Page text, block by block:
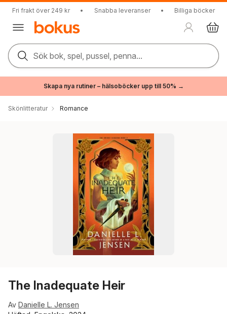
Fri frakt över 249 kr • Snabba leveranser • Billiga böcker
Sök bok, spel, pussel, penna...
Skapa nya rutiner – hälsoböcker upp till 50% →
Skönlitteratur Romance
The Inadequate Heir
Av Danielle L. Jensen